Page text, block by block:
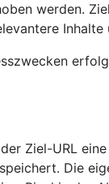
werden.
Inhalte
Ziel-URL
Die